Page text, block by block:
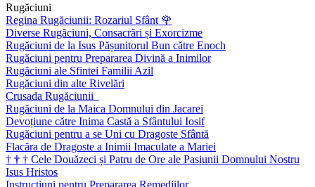
Rugăciuni
Regina Rugăciunii: Rozariul Sfânt 🌹
Diverse Rugăciuni, Consacrări și Exorcizme
Rugăciuni de la Isus Pășunitorul Bun către Enoch
Rugăciuni pentru Prepararea Divină a Inimilor
Rugăciuni ale Sfintei Familii Azil
Rugăciuni din alte Rivelări
Crusada Rugăciunii
Rugăciuni de la Maica Domnului din Jacarei
Devoțiune către Inima Castă a Sfântului Iosif
Rugăciuni pentru a se Uni cu Dragoste Sfântă
Flacăra de Dragoste a Inimii Imaculate a Mariei
† † † Cele Douăzeci și Patru de Ore ale Pasiunii Domnului Nostru
Isus Hristos
Instrucțiuni pentru Prepararea Remediilor